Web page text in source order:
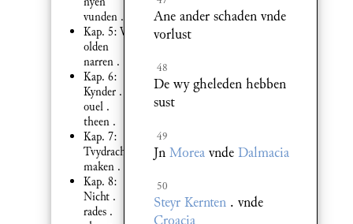
vunden .
Kap. 5: Van
olden
narren .
Kap. 6:
Kynder .
ouel .
theen .
Kap. 7:
Tvydracht .
maken .
Kap. 8:
Nicht .
rades .
Ane ander schaden vnde
vorlust
48
De wy gheleden hebben
sust
49
Jn Moreavnde Dalmacia
50
Steyr Kernten. vnde